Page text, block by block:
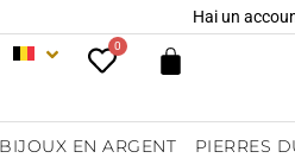
Hai un
0
BIJOUX EN ARGENT PIERRES